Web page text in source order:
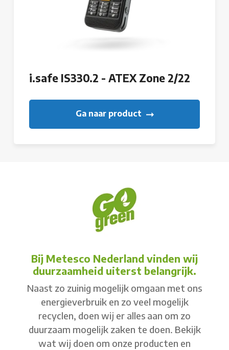
i.safe IS330.2 - ATEX Zone 2/22
Ga naar product
Bij Metesco Nederland vinden wij
duurzaamheid uiterst belangrijk.
Naast zo zuinig mogelijk omgaan met ons
energieverbruik en zo veel mogelijk
recyclen, doen wij er alles aan om zo
duurzaam mogelijk zaken te doen. Bekijk
wat wij doen om onze producten en